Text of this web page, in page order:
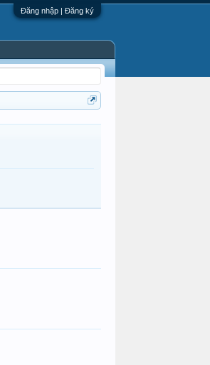
Đăng nhập | Đăng ký